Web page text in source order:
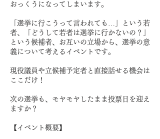
おっくうになってしまいます。
「選挙に行こうって言われても…」という若
者、「どうして若者は選挙に行かないの？」
という候補者、お互いの立場から、選挙の意
義について考えるイベントです。
現役議員や立候補予定者と直接話せる機会は
ここだけ！
次の選挙も、モヤモヤしたまま投票日を迎え
ますか？
【イベント概要】